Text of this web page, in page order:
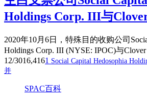
Holdings Corp. III与
2020年10月6日，特殊目的收购公司
Holdings Corp. III (NYSE: IPOC)与Clover
12/3016,4161 Social Capital Hedosophia
并
SPAC百科